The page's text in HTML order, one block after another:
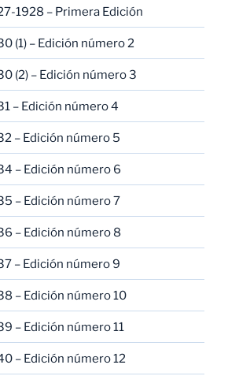
1928 – Primera Edición
(1) – Edición número 2
(2) – Edición número 3
– Edición número 4
– Edición número 5
– Edición número 6
– Edición número 7
– Edición número 8
– Edición número 9
– Edición número 10
– Edición número 11
– Edición número 12